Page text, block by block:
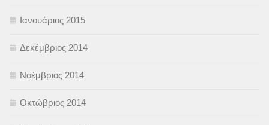
Ιανουάριος 2015
Δεκέμβριος 2014
Νοέμβριος 2014
Οκτώβριος 2014